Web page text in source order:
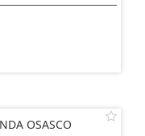
OSASCO